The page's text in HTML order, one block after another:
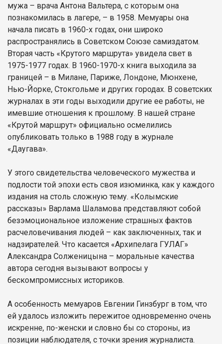
мужа – врача Антона Вальтера, с которым она
познакомилась в лагере, – в 1958. Мемуары она
начала писать в 1960-х годах, они широко
распространялись в Советском Союзе самиздатом.
Вторая часть «Крутого маршрута» увидела свет в
1975-1977 годах. В 1960-1970-х книга выходила за
границей – в Милане, Париже, Лондоне, Мюнхене,
Нью-Йорке, Стокгольме и других городах. В советских
журналах в эти годы выходили другие ее работы, не
имевшие отношения к прошлому. В нашей стране
«Крутой маршрут» официально осмелились
опубликовать только в 1988 году в журнале
«Даугава».
У этого свидетельства человеческого мужества и
подлости той эпохи есть своя изюминка, как у каждого
издания на столь сложную тему. «Колымские
рассказы» Варлама Шаламова представляют собой
безэмоциональное изложение страшных фактов
расчеловечивания людей – как заключенных, так и
надзирателей. Что касается «Архипелага ГУЛАГ»
Александра Солженицына – моральные качества
автора сегодня вызывают вопросы у
бескомпромиссных историков.
А особенность мемуаров Евгении Гинзбург в том, что
ей удалось изложить пережитое одновременно очень
искренне, по-женски и словно бы со стороны, из
позиции наблюдателя, с точки зрения журналиста.